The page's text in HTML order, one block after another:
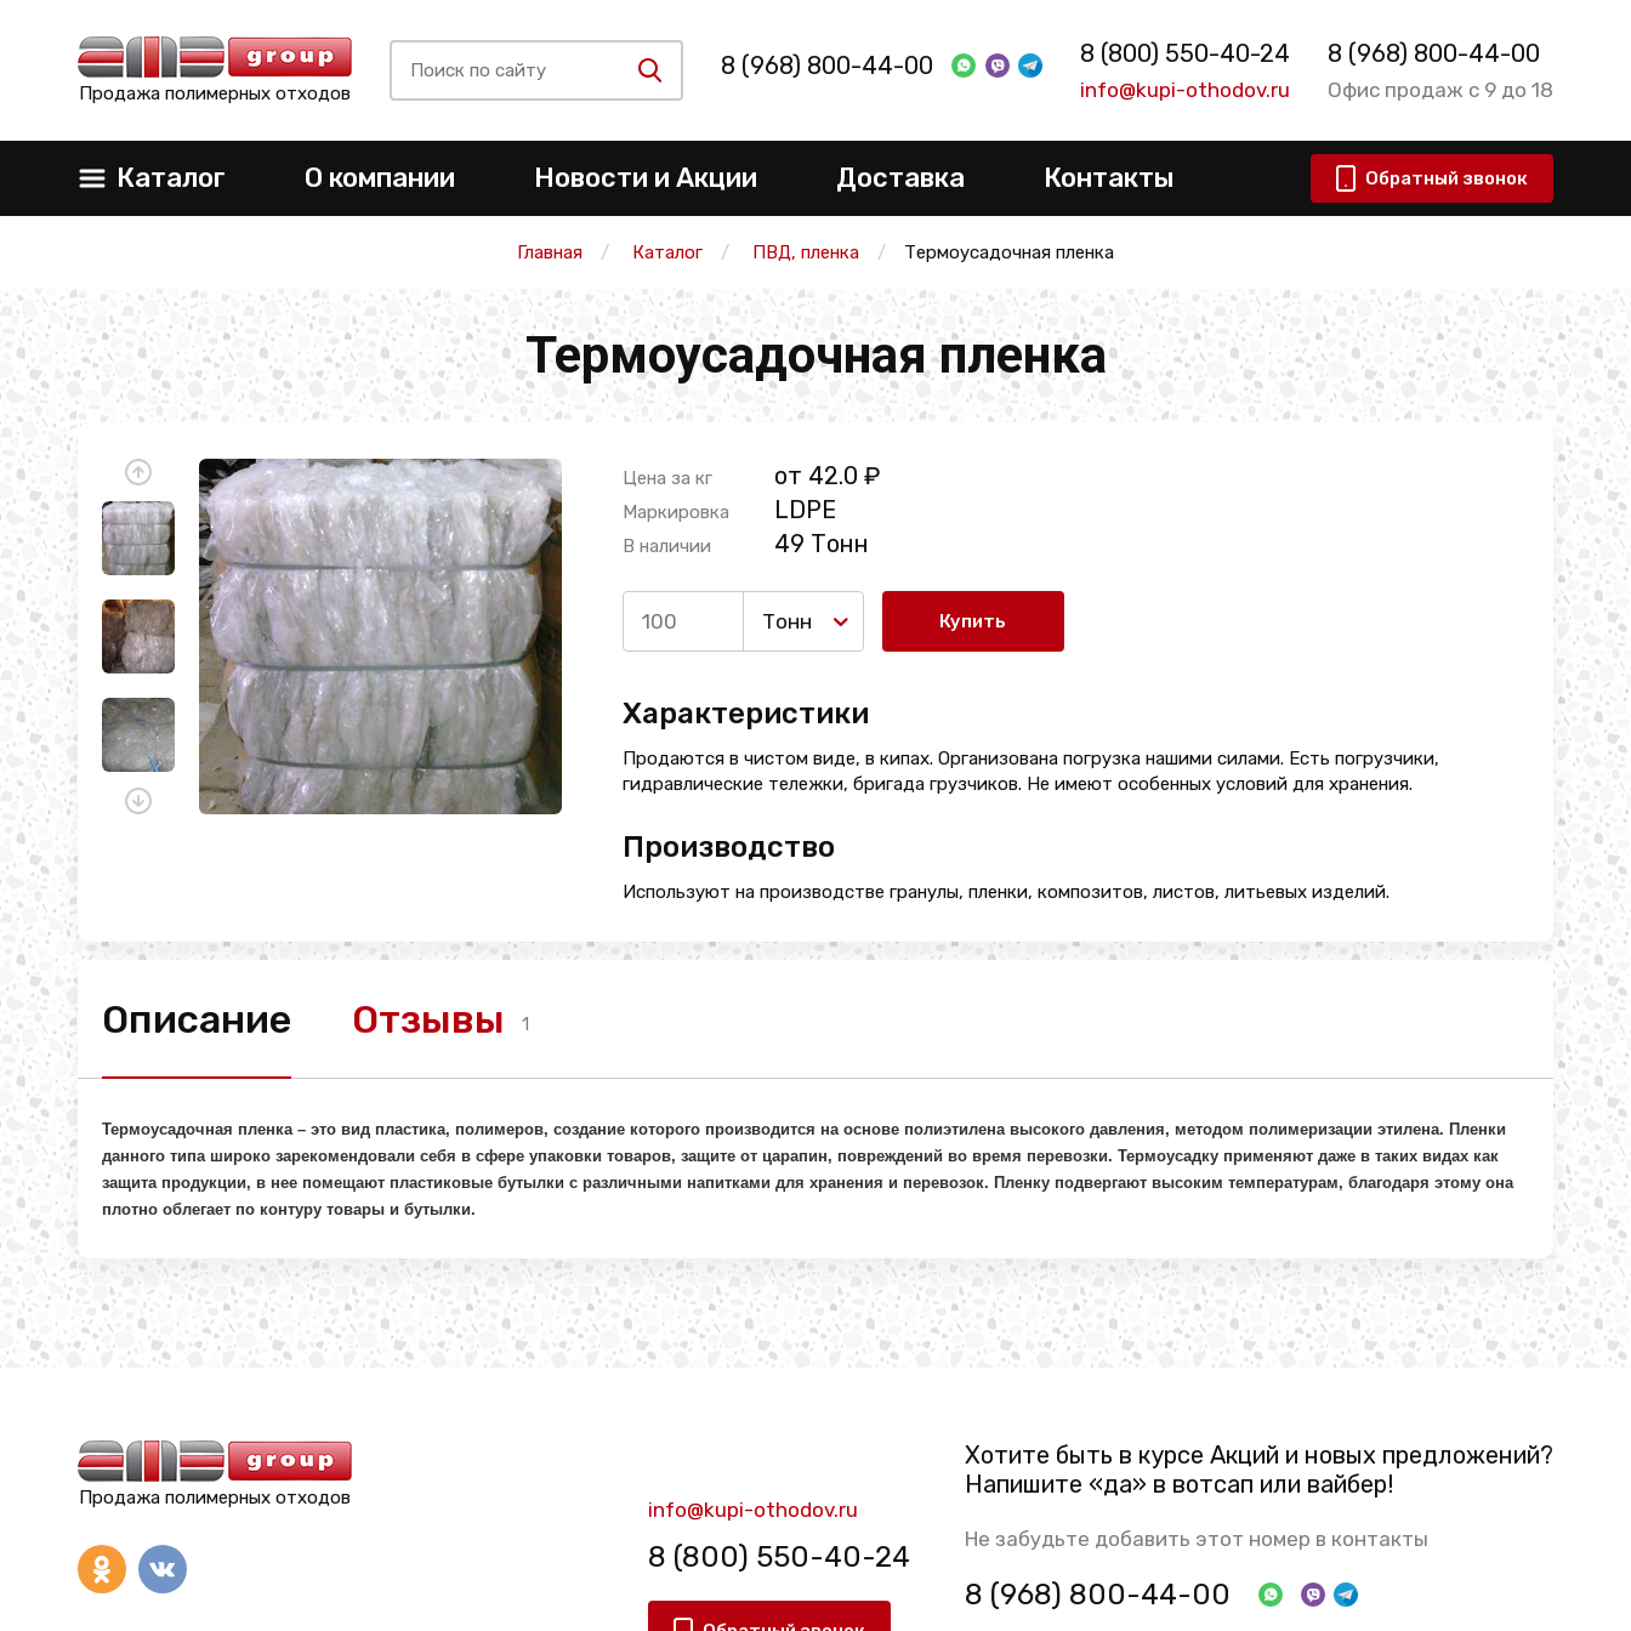
Продажа полимерных отходов
8 (968) 800-44-00 8 (800) 550-40-24
info@kupi-othodov.ru
8 (968) 800-44-00
Офис продаж с 9 до 18
Каталог О компании Новости и Акции Доставка Контакты Обратный звонок
Главная Каталог ПВД, пленка Термоусадочная пленка
Термоусадочная пленка
Цена за кг от 42.0 ₽
Маркировка LDPE
В наличии 49 Тонн
Тонн Купить
Характеристики
Продаются в чистом виде, в кипах. Организована погрузка нашими силами. Есть погрузчики,
гидравлические тележки, бригада грузчиков. Не имеют особенных условий для хранения.
Производство
Используют на производстве гранулы, пленки, композитов, листов, литьевых изделий.
Описание Отзывы 1
Термоусадочная пленка – это вид пластика, полимеров, создание которого производится на основе полиэтилена высокого давления, методом полимеризации этилена. Пленки
данного типа широко зарекомендовали себя в сфере упаковки товаров, защите от царапин, повреждений во время перевозки. Термоусадку применяют даже в таких видах как
защита продукции, в нее помещают пластиковые бутылки с различными напитками для хранения и перевозок. Пленку подвергают высоким температурам, благодаря этому она
плотно облегает по контуру товары и бутылки.
Продажа полимерных отходов info@kupi-othodov.ru
8 (800) 550-40-24
Хотите быть в курсе Акций и новых предложений?
Напишите «да» в вотсап или вайбер!
Не забудьте добавить этот номер в контакты
8 (968) 800-44-00